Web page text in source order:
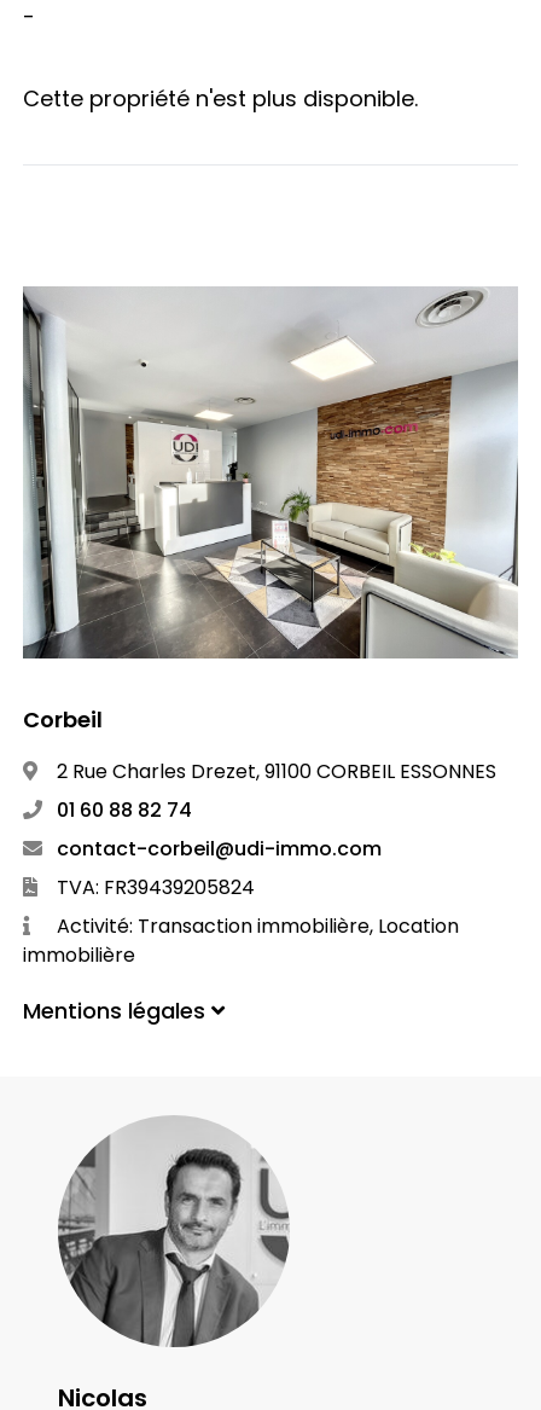
-
Cette propriété n'est plus disponible.
Corbeil
2 Rue Charles Drezet, 91100 CORBEIL ESSONNES
01 60 88 82 74
contact-corbeil@udi-immo.com
TVA: FR39439205824
Activité: Transaction immobilière, Location
immobilière
Mentions légales
Nicolas